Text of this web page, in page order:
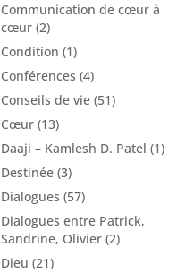
Communication de cœur à
cœur (2)
Condition (1)
Conférences (4)
Conseils de vie (51)
Cœur (13)
Daaji – Kamlesh D. Patel (1)
Destinée (3)
Dialogues (57)
Dialogues entre Patrick,
Sandrine, Olivier (2)
Dieu (21)